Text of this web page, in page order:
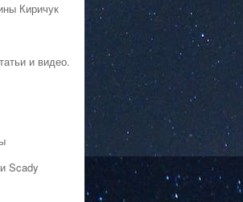
Киричук
и видео.
Scady